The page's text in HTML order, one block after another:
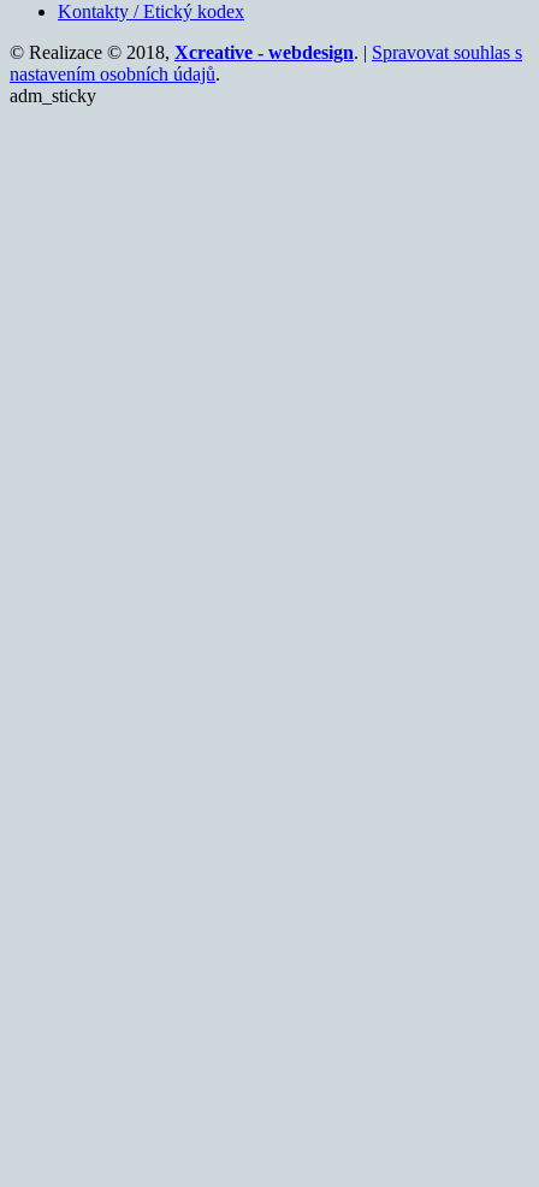
Kontakty / Etický kodex
© Realizace © 2018, Xcreative - webdesign. | Spravovat souhlas s
nastavením osobních údajů.
adm_sticky